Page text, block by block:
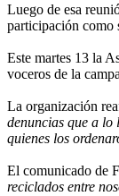
Luego de esa
participación como
Este martes 13 la
voceros de la
La organización
denuncias que a lo
quienes los
El comunicado de
reciclados entre